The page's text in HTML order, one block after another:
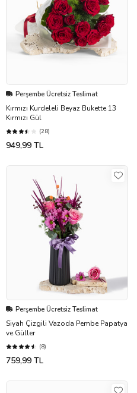
Perşembe Ücretsiz Teslimat
Kırmızı Kurdeleli Beyaz Bukette 13
Kırmızı Gül
(28)
949,99 TL
Perşembe Ücretsiz Teslimat
Siyah Çizgili Vazoda Pembe Papatya
ve Güller
(8)
759,99 TL